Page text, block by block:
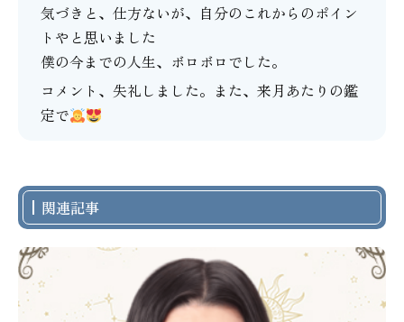
気づきと、仕方ないが、自分のこれからのポイン
トやと思いました
僕の今までの人生、ボロボロでした。
コメント、失礼しました。また、来月あたりの鑑
定で
関連記事